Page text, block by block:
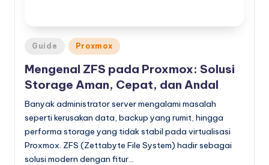
Posted
Guide Proxmox
Mengenal ZFS pada Proxmox: Solusi
Storage Aman, Cepat, dan Andal
Banyak administrator server mengalami masalah
seperti kerusakan data, backup yang rumit, hingga
performa storage yang tidak stabil pada virtualisasi
Proxmox. ZFS (Zettabyte File System) hadir sebagai
solusi modern dengan fitur…